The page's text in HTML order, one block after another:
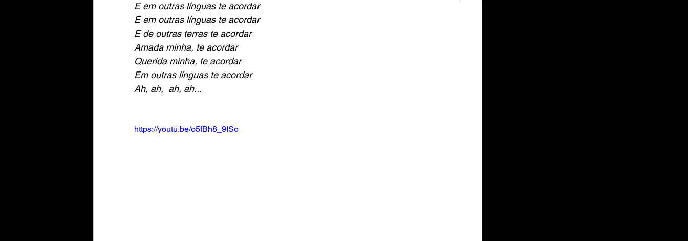
E em outras línguas te acordar
E em outras línguas te acordar
E de outras terras te acordar
Amada minha, te acordar
Querida minha, te acordar
Em outras línguas te acordar
Ah, ah,  ah, ah...
https://youtu.be/o5fBh8_9ISo